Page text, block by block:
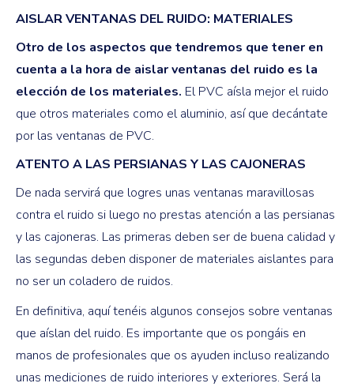
AISLAR VENTANAS DEL RUIDO: MATERIALES
Otro de los aspectos que tendremos que tener en
cuenta a la hora de aislar ventanas del ruido es la
elección de los materiales. El PVC aísla mejor el ruido
que otros materiales como el aluminio, así que decántate
por las ventanas de PVC.
ATENTO A LAS PERSIANAS Y LAS CAJONERAS
De nada servirá que logres unas ventanas maravillosas
contra el ruido si luego no prestas atención a las persianas
y las cajoneras. Las primeras deben ser de buena calidad y
las segundas deben disponer de materiales aislantes para
no ser un coladero de ruidos.
En definitiva, aquí tenéis algunos consejos sobre ventanas
que aíslan del ruido. Es importante que os pongáis en
manos de profesionales que os ayuden incluso realizando
unas mediciones de ruido interiores y exteriores. Será la